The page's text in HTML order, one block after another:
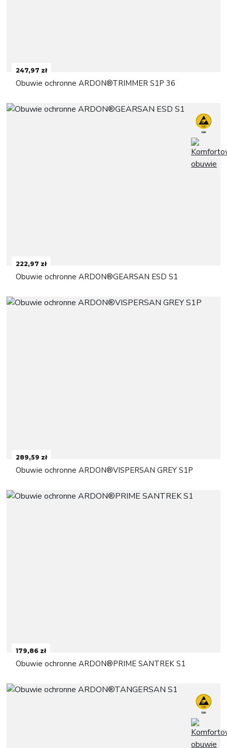
247,97 zł
Obuwie ochronne ARDON®TRIMMER S1P 36
222,97 zł
Obuwie ochronne ARDON®GEARSAN ESD S1
289,59 zł
Obuwie ochronne ARDON®VISPERSAN GREY S1P
179,86 zł
Obuwie ochronne ARDON®PRIME SANTREK S1